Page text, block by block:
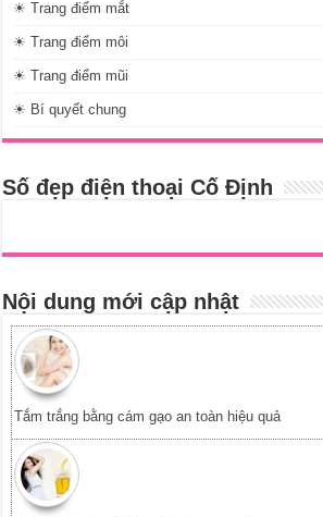
☀ Trang điểm mắt
☀ Trang điểm môi
☀ Trang điểm mũi
☀ Bí quyết chung
Số đẹp điện thoại Cố Định
Nội dung mới cập nhật
Tắm trắng bằng cám gạo an toàn hiệu quả